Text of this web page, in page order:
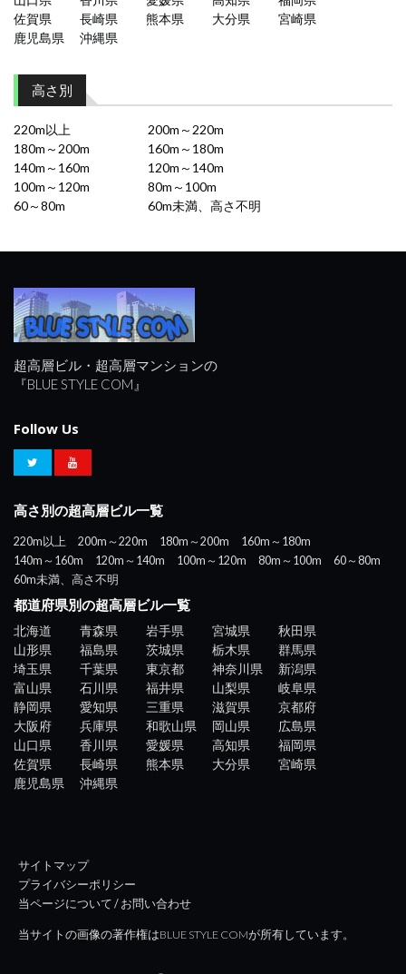
佐賀県
長崎県 熊本県 大分県
宮崎県
鹿児島県
沖縄県
高さ別
220m以上
200m～220m
180m～200m
160m～180m
140m～160m
120m～140m
100m～120m
80m～100m
60～80m
60m未満、高さ不明
超高層ビル・超高層マンションの
『BLUE STYLE COM』
Follow Us
高さ別の超高層ビル一覧
220m以上 200m～220m 180m～200m
160m～180m
140m～160m
120m～140m 100m～120m 80m～100m
60～80m
60m未満、高さ不明
都道府県別の超高層ビル一覧
北海道 青森県 岩手県 宮城県
秋田県
山形県
福島県 茨城県 栃木県
群馬県
埼玉県
千葉県 東京都 神奈川県
新潟県
富山県
石川県 福井県 山梨県
岐阜県
静岡県
愛知県 三重県 滋賀県
京都府
大阪府
兵庫県 和歌山県 岡山県
広島県
山口県
香川県 愛媛県 高知県
福岡県
佐賀県
長崎県 熊本県 大分県
宮崎県
鹿児島県
沖縄県
サイトマップ
プライバシーポリシー
当ページについて / お問い合わせ
当サイトの画像の著作権はBLUE STYLE COMが所有しています。